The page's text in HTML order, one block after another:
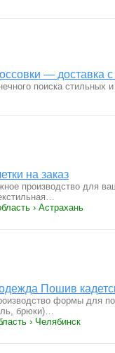
— доставка
поиска
на заказ
производство для
› Астрахань
Пошив
формы для
брюки)…
› Челябинск